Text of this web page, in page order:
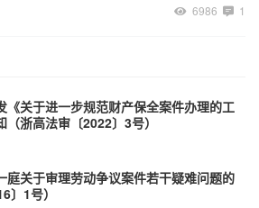
6986 1
《关于进一步规范财产保全案件办理的工
浙高法审〔2022〕3号）
庭关于审理劳动争议案件若干疑难问题的
〕1号）